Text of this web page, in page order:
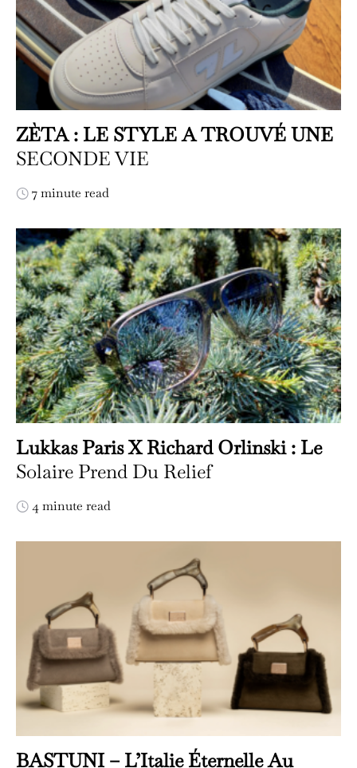
ZÈTA : LE STYLE A TROUVÉ UNE
SECONDE VIE
7 minute read
Lukkas Paris X Richard Orlinski : Le
Solaire Prend Du Relief
4 minute read
BASTUNI – L’Italie Éternelle Au